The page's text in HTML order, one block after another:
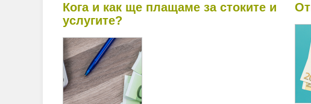
Кога и как ще плащаме за стоките и
услугите?